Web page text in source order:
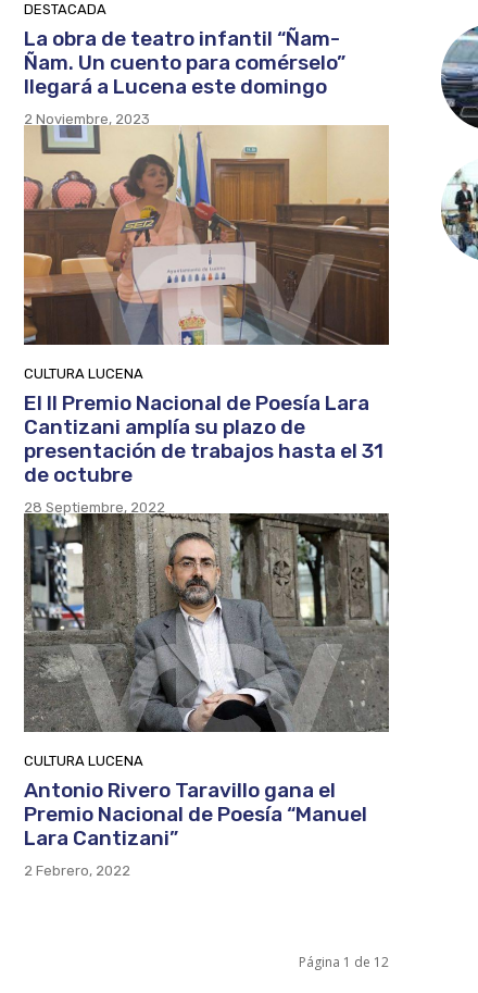
DESTACADA
La obra de teatro infantil “Ñam-
Ñam. Un cuento para comérselo”
llegará a Lucena este domingo
2 Noviembre, 2023
CULTURA LUCENA
El II Premio Nacional de Poesía Lara
Cantizani amplía su plazo de
presentación de trabajos hasta el 31
de octubre
28 Septiembre, 2022
CULTURA LUCENA
Antonio Rivero Taravillo gana el
Premio Nacional de Poesía “Manuel
Lara Cantizani”
2 Febrero, 2022
Página 1 de 12